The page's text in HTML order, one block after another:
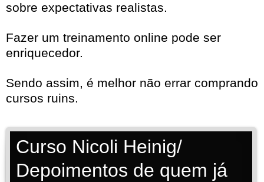
sobre expectativas realistas.
Fazer um treinamento online pode ser
enriquecedor.
Sendo assim, é melhor não errar comprando
cursos ruins.
Curso Nicoli Heinig/
Depoimentos de quem já